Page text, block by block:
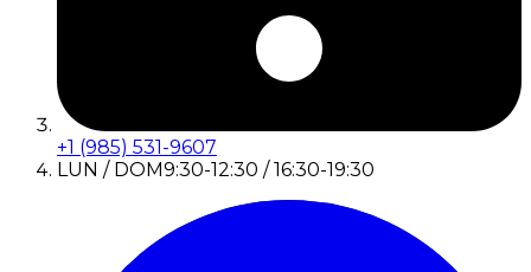
+1 (985) 531-9607
LUN / DOM9:30-12:30 / 16:30-19:30